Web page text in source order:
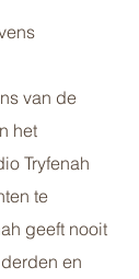
van de
het
Tryfenah
te
geeft nooit
en